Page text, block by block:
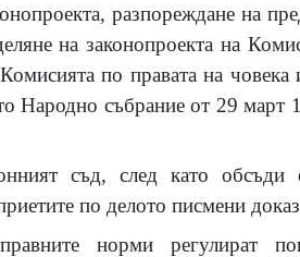
разпореждане на
на законопроекта на
по правата на човека
Народно събрание от 29
съд, след като
по делото писмени
норми регулират